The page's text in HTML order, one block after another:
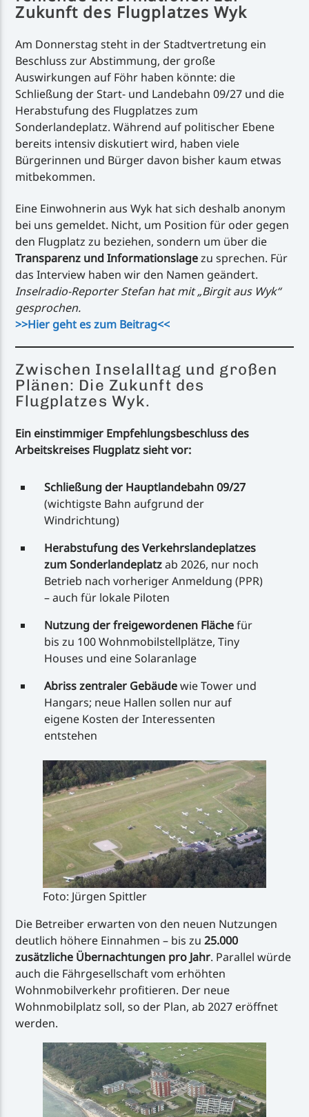
Zukunft des Flugplatzes Wyk
Am Donnerstag steht in der Stadtvertretung ein
Beschluss zur Abstimmung, der große
Auswirkungen auf Föhr haben könnte: die
Schließung der Start- und Landebahn 09/27 und die
Herabstufung des Flugplatzes zum
Sonderlandeplatz. Während auf politischer Ebene
bereits intensiv diskutiert wird, haben viele
Bürgerinnen und Bürger davon bisher kaum etwas
mitbekommen.
Eine Einwohnerin aus Wyk hat sich deshalb anonym
bei uns gemeldet. Nicht, um Position für oder gegen
den Flugplatz zu beziehen, sondern um über die
Transparenz und Informationslagezu sprechen. Für
das Interview haben wir den Namen geändert.
Inselradio-Reporter Stefan hat mit „Birgit aus Wyk“
gesprochen.
>>Hier geht es zum Beitrag<<
Zwischen Inselalltag und großen
Plänen: Die Zukunft des
Flugplatzes Wyk.
Ein einstimmiger Empfehlungsbeschluss des
Arbeitskreises Flugplatz sieht vor:
Schließung der Hauptlandebahn 09/27
(wichtigste Bahn aufgrund der
Windrichtung)
Herabstufung des Verkehrslandeplatzes
zum Sonderlandeplatzab 2026, nur noch
Betrieb nach vorheriger Anmeldung (PPR)
– auch für lokale Piloten
Nutzung der freigewordenen Flächefür
bis zu 100 Wohnmobilstellplätze, Tiny
Houses und eine Solaranlage
Abriss zentraler Gebäudewie Tower und
Hangars; neue Hallen sollen nur auf
eigene Kosten der Interessenten
entstehen
Foto: Jürgen Spittler
Die Betreiber erwarten von den neuen Nutzungen
deutlich höhere Einnahmen – bis zu25.000
zusätzliche Übernachtungen pro Jahr. Parallel würde
auch die Fährgesellschaft vom erhöhten
Wohnmobilverkehr profitieren. Der neue
Wohnmobilplatz soll, so der Plan, ab 2027 eröffnet
werden.